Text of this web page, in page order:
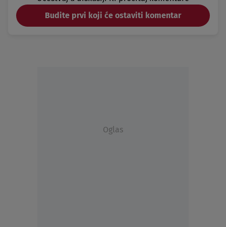
Budite prvi koji će ostaviti komentar
Oglas